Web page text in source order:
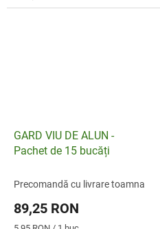
puieți tineri. Descoperă
GARD VIU DE ALUN -
Pachet de 15 bucăți
Precomandă cu livrare toamna
89,25 RON